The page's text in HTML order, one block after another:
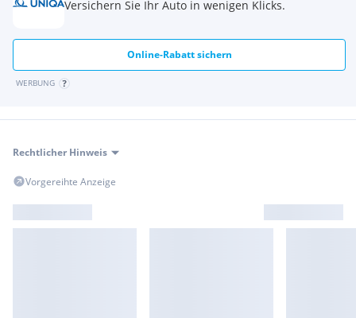
Versichern Sie Ihr Auto in wenigen Klicks.
Online-Rabatt sichern
WERBUNG
Rechtlicher Hinweis
Vorgereihte Anzeige